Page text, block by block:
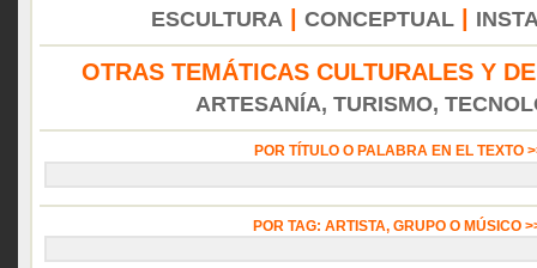
ESCULTURA
CONCEPTUAL
OTRAS TEMÁTICAS CULTURALES Y
ARTESANÍA, TURISMO,
POR TÍTULO O PALABRA EN EL TEXTO
POR TAG: ARTISTA, GRUPO O MÚSICO